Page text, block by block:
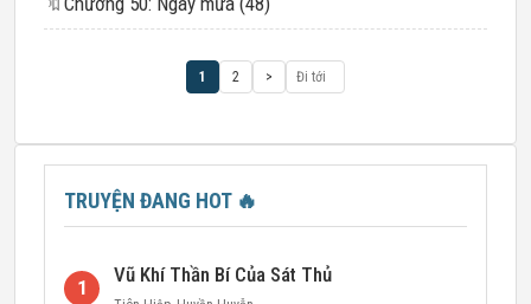
1 2 >
TRUYỆN ĐANG HOT 🔥
1
Vũ Khí Thần Bí Của Sát Thủ